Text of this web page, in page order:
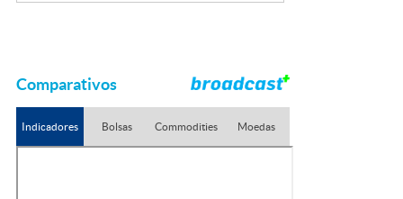
Comparativos
Indicadores Bolsas Commodities Moedas